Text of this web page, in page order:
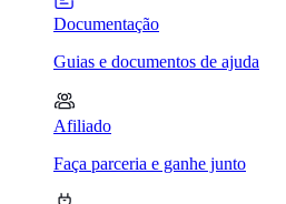
Documentação
Guias e documentos de ajuda
Afiliado
Faça parceria e ganhe junto